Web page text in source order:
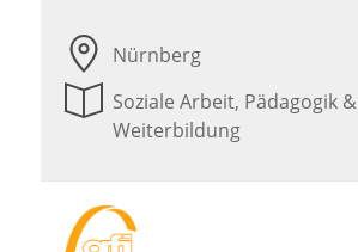
Nürnberg
Soziale Arbeit, Pädagogik &
Weiterbildung